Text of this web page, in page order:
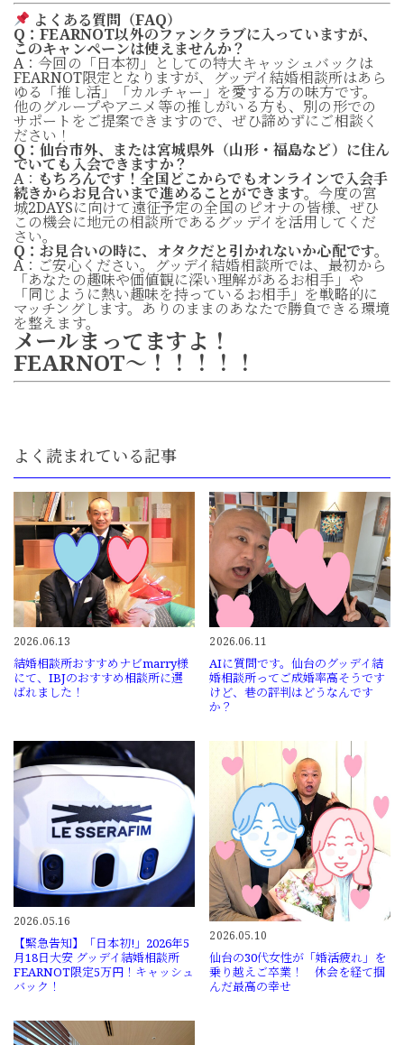
よくある質問（FAQ）
Q：FEARNOT以外のファンクラブに入っていますが、
このキャンペーンは使えませんか？
A：今回の「日本初」としての特大キャッシュバックは
FEARNOT限定となりますが、グッデイ結婚相談所はあら
ゆる「推し活」「カルチャー」を愛する方の味方です。
他のグループやアニメ等の推しがいる方も、別の形での
サポートをご提案できますので、ぜひ諦めずにご相談く
ださい！
Q：仙台市外、または宮城県外（山形・福島など）に住ん
でいても入会できますか？
A： もちろんです！全国どこからでもオンラインで入会手
続きからお見合いまで進めることができます。 今度の宮
城2DAYSに向けて遠征予定の全国のピオナの皆様、ぜひ
この機会に地元の相談所であるグッデイを活用してくだ
さい。
Q：お見合いの時に、オタクだと引かれないか心配です。
A：ご安心ください。グッデイ結婚相談所では、最初から
「あなたの趣味や価値観に深い理解があるお相手」や
「同じように熱い趣味を持っているお相手」を戦略的に
マッチングします。ありのままのあなたで勝負できる環境
を整えます。
メールまってますよ！
FEARNOT～！！！！！
よく読まれている記事
2026.06.13
結婚相談所おすすめナビmarry様
にて、IBJのおすすめ相談所に選
ばれました！
2026.06.11
AIに質問です。仙台のグッデイ結
婚相談所ってご成婚率高そうです
けど、巷の評判はどうなんです
か？
2026.05.16
【緊急告知】「日本初!」2026年5
月18日大安 グッデイ結婚相談所
FEARNOT限定5万円！キャッシュ
バック！
2026.05.10
仙台の30代女性が「婚活疲れ」を
乗り越えご卒業！ 休会を経て掴
んだ最高の幸せ